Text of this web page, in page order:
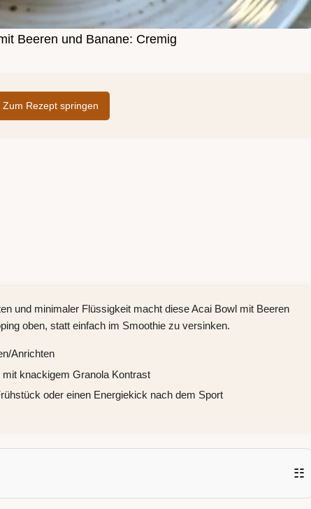
Beeren und Banane: Cremig
Zum Rezept springen
und minimaler Flüssigkeit macht diese Acai Bowl mit Beeren
oben, statt einfach im Smoothie zu versinken.
Anrichten
knackigem Granola Kontrast
oder einen Energiekick nach dem Sport
☷